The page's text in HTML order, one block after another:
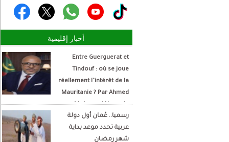
أخبار إقليمية
Entre Guerguerat et
Tindouf : où se joue
réellement l’intérêt de la
Mauritanie ? Par Ahmed
Mohamed Hamada
Écrivain et analyste
politique
رسميا.. عُمان أول دولة
عربية تحدد موعد بداية
شهر رمضان